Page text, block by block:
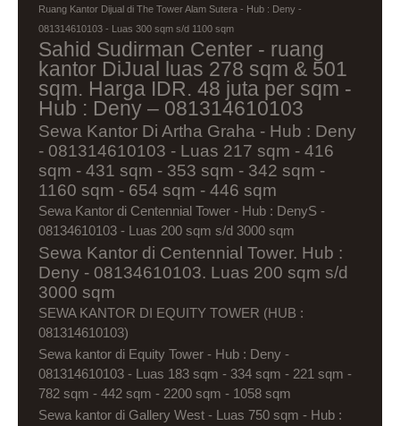
Ruang Kantor Dijual di The Tower Alam Sutera - Hub : Deny -
081314610103 - Luas 300 sqm s/d 1100 sqm
Sahid Sudirman Center - ruang
kantor DiJual luas 278 sqm & 501
sqm. Harga IDR. 48 juta per sqm -
Hub : Deny – 081314610103
Sewa Kantor Di Artha Graha - Hub : Deny
- 081314610103 - Luas 217 sqm - 416
sqm - 431 sqm - 353 sqm - 342 sqm -
1160 sqm - 654 sqm - 446 sqm
Sewa Kantor di Centennial Tower - Hub : DenyS -
08134610103 - Luas 200 sqm s/d 3000 sqm
Sewa Kantor di Centennial Tower. Hub :
Deny - 08134610103. Luas 200 sqm s/d
3000 sqm
SEWA KANTOR DI EQUITY TOWER (HUB :
081314610103)
Sewa kantor di Equity Tower - Hub : Deny -
081314610103 - Luas 183 sqm - 334 sqm - 221 sqm -
782 sqm - 442 sqm - 2200 sqm - 1058 sqm
Sewa kantor di Gallery West - Luas 750 sqm - Hub :